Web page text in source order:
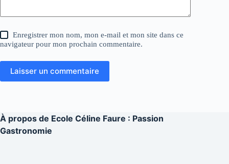
Enregistrer mon nom, mon e-mail et mon site dans ce
navigateur pour mon prochain commentaire.
Laisser un commentaire
À propos de Ecole Céline Faure : Passion
Gastronomie